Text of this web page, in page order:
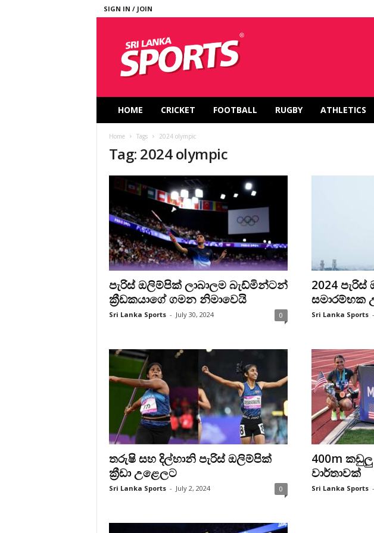
SIGN IN / JOIN
HOME CRICKET FOOTBALL RUGBY ATHLETICS
Home Tags 2024 olympic
Tag: 2024 olympic
පැරිස් ඔලිම්පික් ලාබාලම බැඩ්මින්ටන්
ක්‍රීඩකයාගේ ගමන නිමාවෙයි
Sri Lanka Sports - July 30, 2024 0
2024
සමාරම්භක
Sri Lanka Sports -
තරුෂි සහ දිල්හානි පැරිස් ඔලිම්පික්
ක්‍රීඩා උළෙලට
Sri Lanka Sports - July 2, 2024 0
400m
වාර්තාවක්
Sri Lanka Sports -